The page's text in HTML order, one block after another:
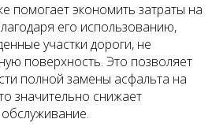
помогает экономить затраты на
его использованию,
участки дороги, не
поверхность. Это позволяет
полной замены асфальта на
значительно снижает